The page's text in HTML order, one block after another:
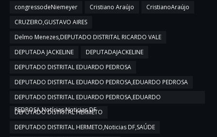
congressodeNiemeyer
Cristiano Araújo
CristianoAraújo
CRUZEIRO,GUSTAVO AIRES
Delmo Menezes,DEPUTADO DISTRITAL RICARDO VALE
DEPUTADA JACKELINE
DEPUTADAJACKELINE
DEPUTADO DISTRITAL EDUARDO PEDROSA
DEPUTADO DISTRITAL EDUARDO PEDROSA,EDUARDO PEDROSA
DEPUTADO DISTRITAL EDUARDO PEDROSA,EDUARDO
PEDROSA,Notícias,Noticias DF
DEPUTADO DISTRITAL HERMETO
DEPUTADO DISTRITAL HERMETO,Noticias DF,SAÚDE